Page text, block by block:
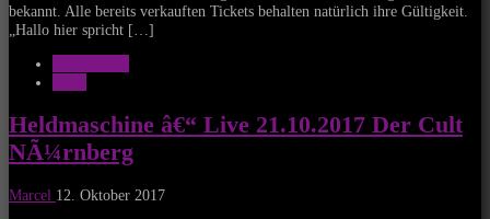
bekannt. Alle bereits verkauften Tickets behalten natürlich ihre Gültigkeit.
„Hallo hier spricht […]
Heldmaschine â€“ Live 21.10.2017 Der Cult
NÃ¼rnberg
Marcel 12. Oktober 2017